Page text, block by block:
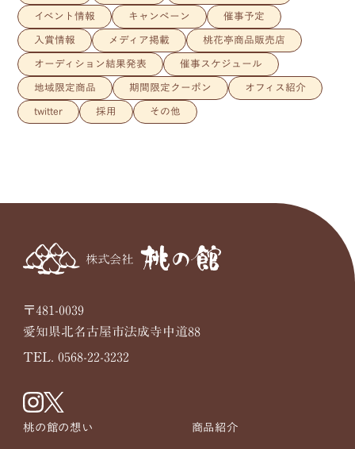
イベント情報 キャンペーン 催事予定
入賞情報 メディア掲載 桃花亭商品販売店
オーディション結果発表 催事スケジュール
地域限定商品 期間限定クーポン オフィス紹介
twitter 採用 その他
〒481-0039
愛知県北名古屋市法成寺中道88
TEL. 0568-22-3232
桃の館の想い 商品紹介